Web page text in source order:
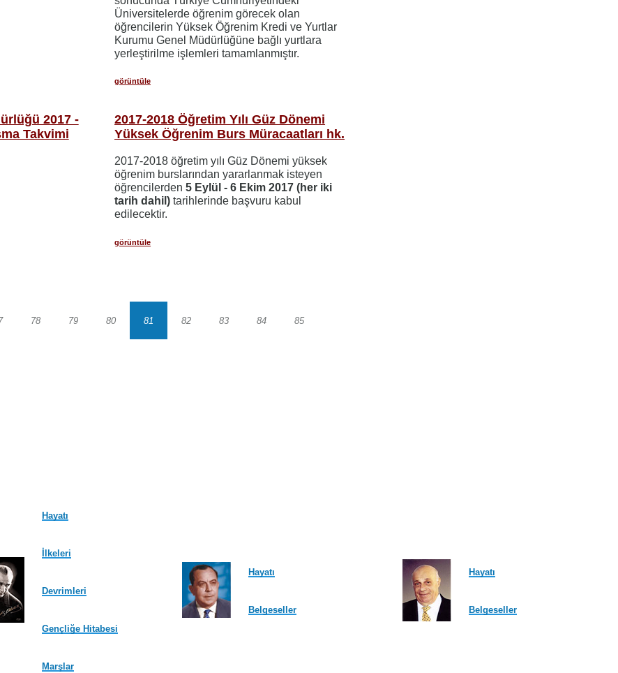
Üniversitelerde öğrenim görecek olan
öğrencilerin Yüksek Öğrenim Kredi ve Yurtlar
Kurumu Genel Müdürlüğüne bağlı yurtlara
yerleştirilme işlemleri tamamlanmıştır.
görüntüle
2017 -
Takvimi
2017-2018 Öğretim Yılı Güz Dönemi
Yüksek Öğrenim Burs Müracaatları hk.
2017-2018 öğretim yılı Güz Dönemi yüksek
öğrenim burslarından yararlanmak isteyen
öğrencilerden5 Eylül - 6 Ekim 2017 (her iki
tarih dahil)tarihlerinde başvuru kabul
edilecektir.
görüntüle
Sayfa
78 Sayfa
79 Sayfa
80 Sayfa
81 Sayfa
82 Sayfa
83 Sayfa
84 Sayfa
85
Hayatı
İlkeleri
Devrimleri
Gençliğe Hitabesi
Marşlar
Hayatı
Belgeseller
Hayatı
Belgeseller